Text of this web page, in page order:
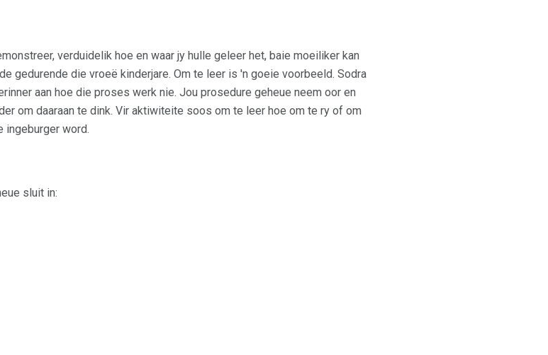
verduidelik hoe en waar jy hulle geleer het, baie moeiliker kan
gedurende die vroeë kinderjare. Om te leer is 'n goeie voorbeeld. Sodra
aan hoe die proses werk nie. Jou prosedure geheue neem oor en
om daaraan te dink. Vir aktiwiteite soos om te leer hoe om te ry of om
ingeburger word.
sluit in: